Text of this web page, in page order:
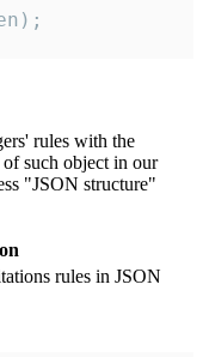
rules with the
of such object in our
"JSON structure"
rules in JSON